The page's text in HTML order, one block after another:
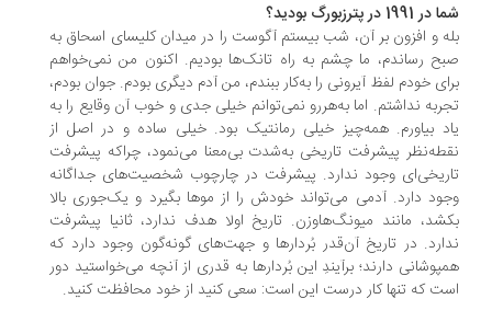
در پترزبورگ بودید؟
و افزون بر آن، شب بیستم آگوست را در میدان کلیسای اسحاق به
رساندم، ما چشم به راه تانک‌ها بودیم. اکنون من نمی‌خواهم
خودم لفظ آیرونی را به‌کار ببندم، من آدم دیگری بودم. جوان بودم،
نداشتم. اما به‌هررو نمی‌توانم خیلی جدی و خوب آن وقایع را به
بیاورم. همه‌چیز خیلی رمانتیک بود. خیلی ساده و در اصل از
پیشرفت تاریخی به‌شدت بی‌معنا می‌نمود، چراکه پیشرفت
وجود ندارد. پیشرفت در چارچوب شخصیت‌های جداگانه
دارد. آدمی می‌تواند خودش را از موها بگیرد و یک‌جوری بالا
مانند میونگ‌هاوزن. تاریخ اولا هدف ندارد، ثانیا پیشرفت
در تاریخ آن‌قدر بُردارها و جهت‌های گونه‌گون وجود دارد که
دارند؛ برآیندِ این بُردارها به قدری از آنچه می‌خواستید دور
که تنها کار درست این است: سعی کنید از خود محافظت کنید.